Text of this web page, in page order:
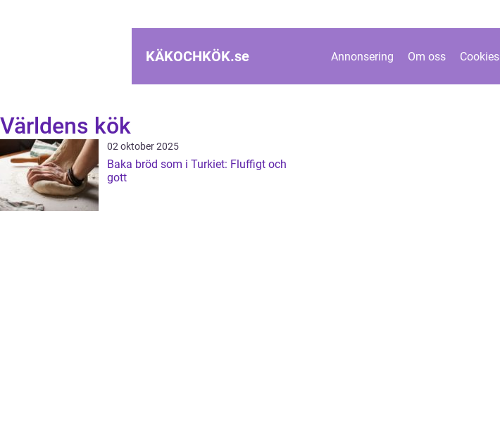
KÄKOCHKÖK.se Annonsering Om oss Cookies
Världens kök
02 oktober 2025
Baka bröd som i Turkiet: Fluffigt och
gott